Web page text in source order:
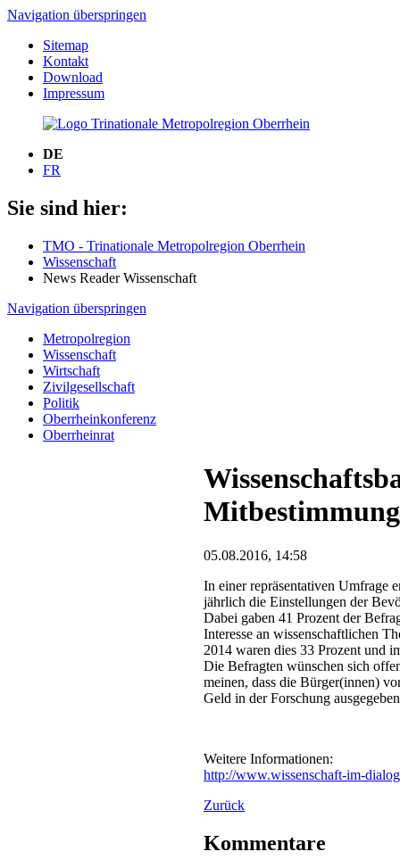
Navigation überspringen
Sitemap
Kontakt
Download
Impressum
DE
FR
Sie sind hier:
TMO - Trinationale Metropolregion Oberrhein
Wissenschaft
News Reader Wissenschaft
Navigation überspringen
Metropolregion
Wissenschaft
Wirtschaft
Zivilgesellschaft
Politik
Oberrheinkonferenz
Oberrheinrat
05.08.2016, 14:58
In einer repräsentativen Umfrage
jährlich die Einstellungen der
Dabei gaben 41 Prozent der
Interesse an wissenschaftlichen
2014 waren dies 33 Prozent und
Die Befragten wünschen sich
meinen, dass die Bürger(innen)
Geld in der Forschung
Weitere Informationen:
http://www.wissenschaft-im-
Zurück
Kommentare